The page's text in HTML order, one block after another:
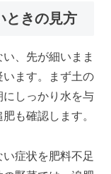
ときの見方
、先が細いまま
います。まず土の
しっかり水を与
も確認します。
症状を肥料不足